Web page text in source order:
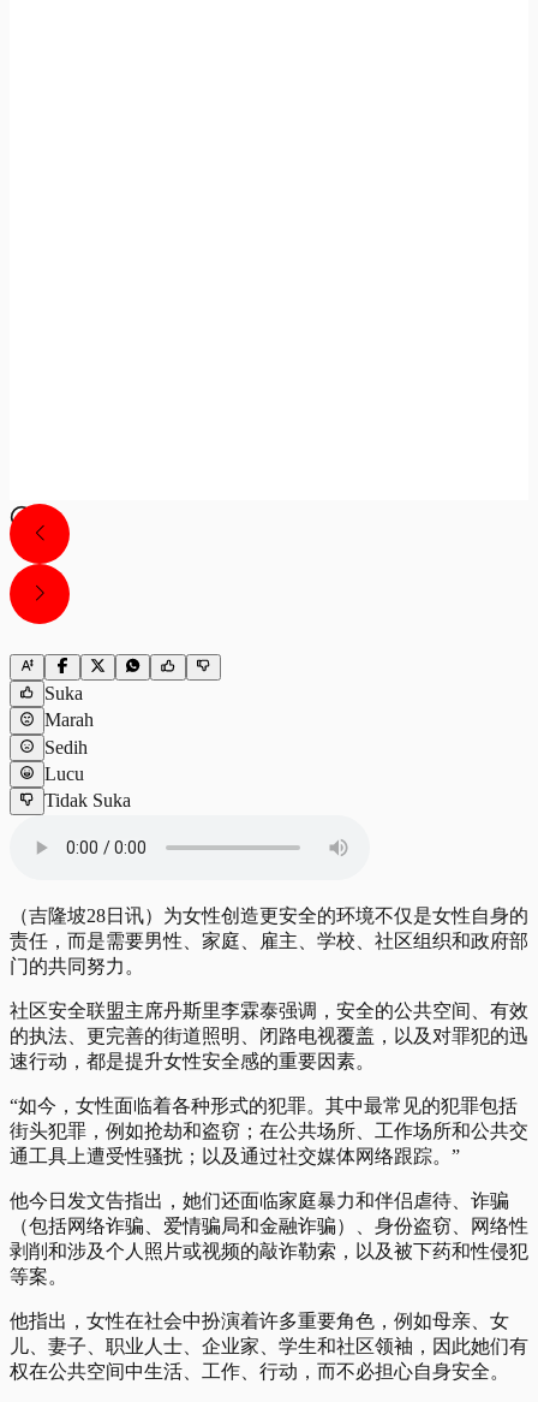
Suka
Marah
Sedih
Lucu
Tidak Suka
（吉隆坡28日讯）为女性创造更安全的环境不仅是女性自身的
责任，而是需要男性、家庭、雇主、学校、社区组织和政府部
门的共同努力。
社区安全联盟主席丹斯里李霖泰强调，安全的公共空间、有效
的执法、更完善的街道照明、闭路电视覆盖，以及对罪犯的迅
速行动，都是提升女性安全感的重要因素。
“如今，女性面临着各种形式的犯罪​​。其中最常见的犯罪包括
街头犯罪，例如抢劫和盗窃；在公共场所、工作场所和公共交
通工具上遭受性骚扰；以及通过社交媒体网络跟踪。”
他今日发文告指出，她们还面临家庭暴力和伴侣虐待、诈骗
（包括网络诈骗、爱情骗局和金融诈骗）、身份盗窃、网络性
剥削和涉及个人照片或视频的敲诈勒索，以及被下药和性侵犯
等案。
他指出，女性在社会中扮演着许多重要角色，例如母亲、女
儿、妻子、职业人士、企业家、学生和社区领袖，因此她们有
权在公共空间中生活、工作、行动，而不必担心自身安全。